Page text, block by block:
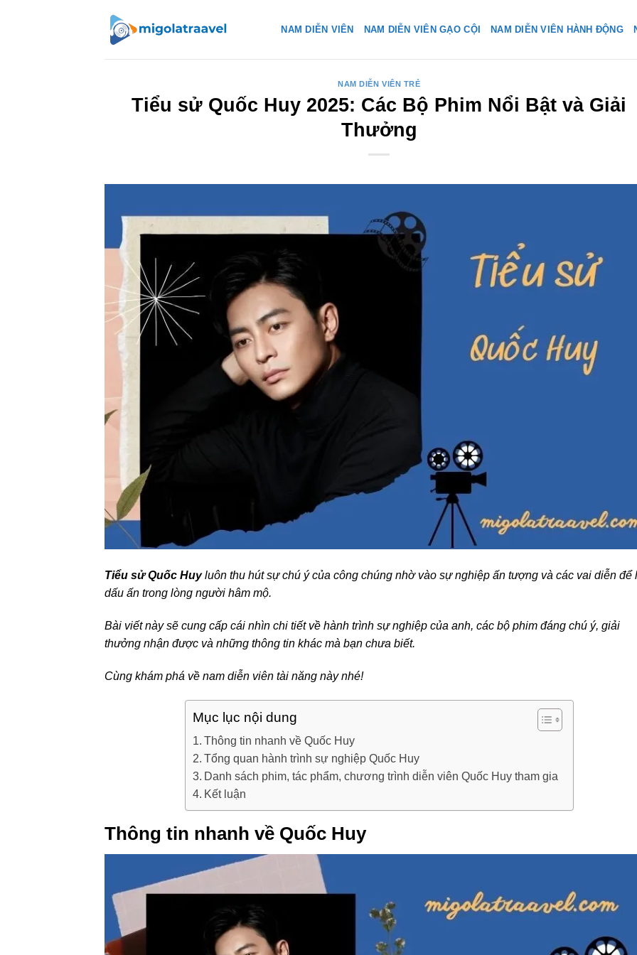
NAM DIỄN VIÊN NAM DIỄN VIÊN GẠO CỘI NAM DIỄN VIÊN HÀNH ĐỘNG
NAM DIỄN VIÊN TRẺ
Tiểu sử Quốc Huy 2025: Các Bộ Phim Nổi Bật và Giải
Thưởng
Tiểu sử Quốc Huyluôn thu hút sự chú ý của công chúng nhờ vào sự nghiệp ấn tượng và các vai diễn để
dấu ấn trong lòng người hâm mộ.
Bài viết này sẽ cung cấp cái nhìn chi tiết về hành trình sự nghiệp của anh, các bộ phim đáng chú ý, giải
thưởng nhận được và những thông tin khác mà bạn chưa biết.
Cùng khám phá về nam diễn viên tài năng này nhé!
Mục lục nội dung
Thông tin nhanh về Quốc Huy
Tổng quan hành trình sự nghiệp Quốc Huy
Danh sách phim, tác phẩm, chương trình diễn viên Quốc Huy tham gia
Kết luận
Thông tin nhanh về Quốc Huy